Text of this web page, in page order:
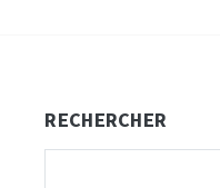
RECHERCHER